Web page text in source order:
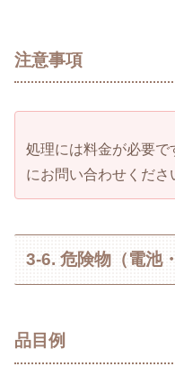
注意事項
処理には料金が必要で
にお問い合わせくださ
3-6. 危険物（電池
品目例